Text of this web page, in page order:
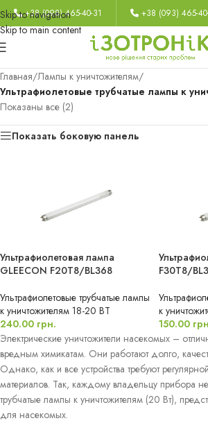
Skip to navigation
Skip to main content
+38 (098) 465-40-31 +38 (093) 465-
Главная/Лампы к уничтожителям/
Ультрафиолетовые трубчатые лампы к
Показаны все (2)
Показать боковую панель
Ультрафиолетовая лампа
GLEECON F20T8/BL368
Ультрафиолетовые трубчатые лампы
к уничтожителям 18-20 ВТ
240.00 грн.
F30T8/
к
150.00
Электрические уничтожители насекомых –
вредным химикатам. Они работают долго,
Однако, как и все устройства требуют
материалов. Так, каждому владельцу прибора
трубчатые лампы к уничтожителям (20 Вт),
для насекомых.